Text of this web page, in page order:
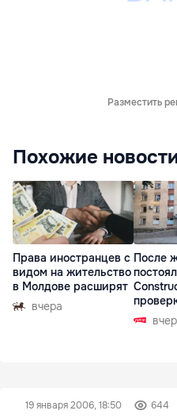
Разместить
Похожие
Права иностранцев с
видом на жительство
в Молдове расширят
вчера
После
19 января 2006, 18:50 644